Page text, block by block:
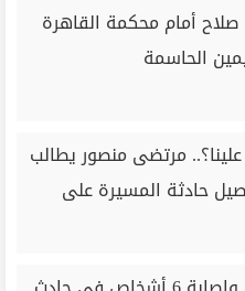
صلاح أمام محكمة القاهرة
الحاسمة
مرتضى منصور يطالب
حادثة المسيرة على